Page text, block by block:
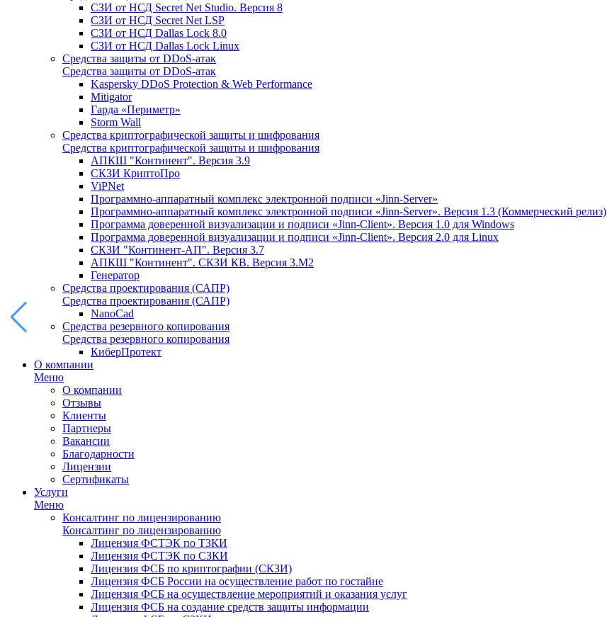
СЗИ от НСД Secret Net Studio. Версия 8
СЗИ от НСД Secret Net LSP
СЗИ от НСД Dallas Lock 8.0
СЗИ от НСД Dallas Lock Linux
Средства защиты от DDoS-атак
Средства защиты от DDoS-атак
Kaspersky DDoS Protection & Web Performance
Mitigator
Гарда «Периметр»
Storm Wall
Средства криптографической защиты и шифрования
Средства криптографической защиты и шифрования
АПКШ "Континент". Версия 3.9
СКЗИ КриптоПро
ViPNet
Программно-аппаратный комплекс электронной подписи «Jinn-Server»
Программно-аппаратный комплекс электронной подписи «Jinn-Server». Версия 1.3 (Коммерческий релиз)
Программа доверенной визуализации и подписи «Jinn-Client». Версия 1.0 для Windows
Программа доверенной визуализации и подписи «Jinn-Client». Версия 2.0 для Linux
СКЗИ "Континент-АП". Версия 3.7
АПКШ "Континент". СКЗИ КВ. Версия 3.М2
Генератор
Средства проектирования (САПР)
Средства проектирования (САПР)
NanoCad
Средства резервного копирования
Средства резервного копирования
КиберПротект
О компании
Меню
О компании
Отзывы
Клиенты
Партнеры
Вакансии
Благодарности
Лицензии
Сертификаты
Услуги
Меню
Консалтинг по лицензированию
Консалтинг по лицензированию
Лицензия ФСТЭК по ТЗКИ
Лицензия ФСТЭК по СЗКИ
Лицензия ФСБ по криптографии (СКЗИ)
Лицензия ФСБ России на осуществление работ по гостайне
Лицензия ФСБ на осуществление мероприятий и оказания услуг
Лицензия ФСБ на создание средств защиты информации